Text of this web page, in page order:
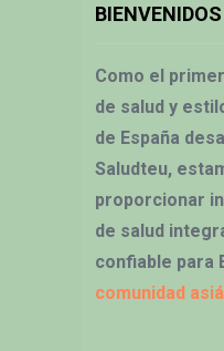
Como el
de salud y
de España
Saludteu,
proporcionar
de salud
confiable para
comunidad